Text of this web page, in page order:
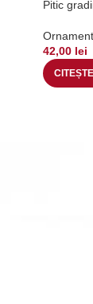
Pitic
42,00 lei